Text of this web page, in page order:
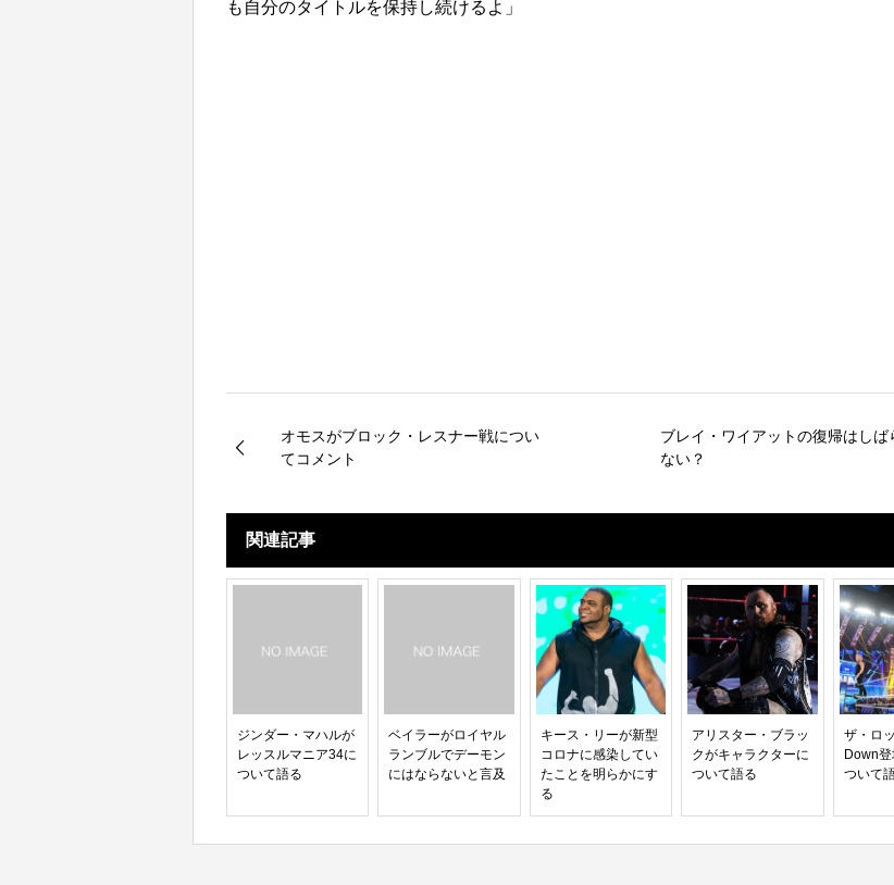
も自分のタイトルを保持し続けるよ」
オモスがブロック・レスナー戦につい
てコメント
ブレイ・ワイアットの復帰はしば
ない？
関連記事
ジンダー・マハルが
レッスルマニア34に
ついて語る
ベイラーがロイヤル
ランブルでデーモン
にはならないと言及
キース・リーが新型
コロナに感染してい
たことを明らかにす
る
アリスター・ブラッ
クがキャラクターに
ついて語る
ザ・ロ
Down
ついて